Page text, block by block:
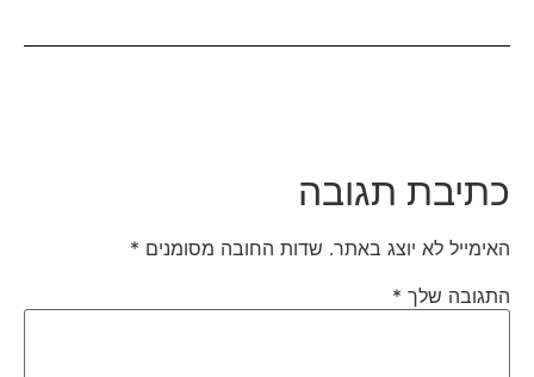
כתיבת תגובה
האימייל לא יוצג באתר. שדות החובה מסומנים*
התגובה שלך*